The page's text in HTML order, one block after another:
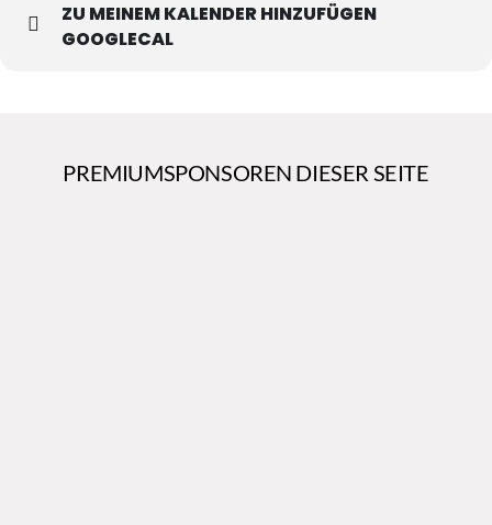
ZU MEINEM KALENDER HINZUFÜGEN
GOOGLECAL
PREMIUMSPONSOREN DIESER SEITE